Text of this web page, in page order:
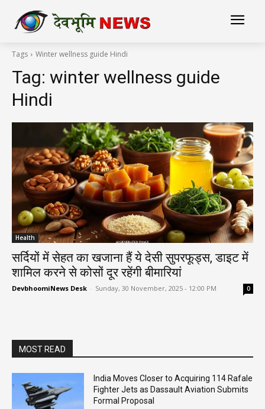
Tags Winter wellness guide Hindi
Tag: winter wellness guide
Hindi
Health
सर्दियों में सेहत का खजाना हैं ये देसी सुपरफूड्स, डाइट में
शामिल करने से कोसों दूर रहेंगी बीमारियां
DevbhoomiNews Desk - Sunday, 30 November, 2025 - 12:00 PM 0
MOST READ
India Moves Closer to Acquiring 114 Rafale
Fighter Jets as Dassault Aviation Submits
Formal Proposal